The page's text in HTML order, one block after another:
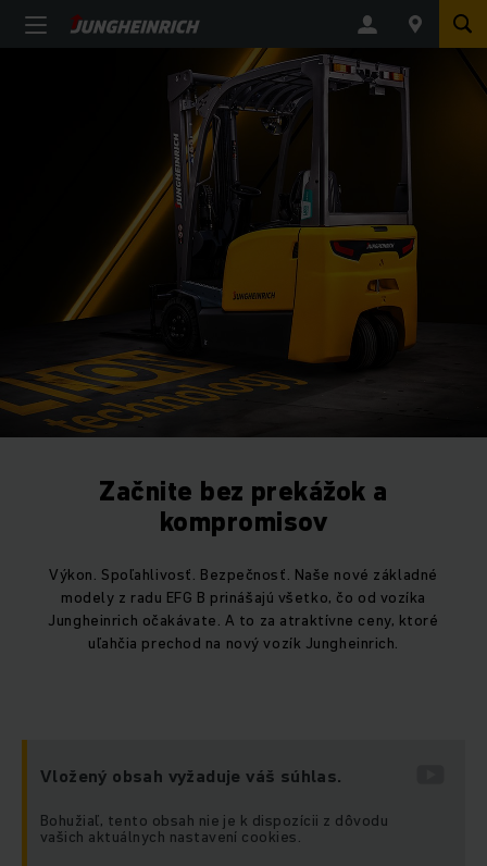
Začnite bez prekážok a
kompromisov
Výkon. Spoľahlivosť. Bezpečnosť. Naše nové základné
modely z radu EFG B prinášajú všetko, čo od vozíka
Jungheinrich očakávate. A to za atraktívne ceny, ktoré
uľahčia prechod na nový vozík Jungheinrich.
Vložený obsah vyžaduje váš súhlas.
Bohužiaľ, tento obsah nie je k dispozícii z dôvodu
vašich aktuálnych nastavení cookies.